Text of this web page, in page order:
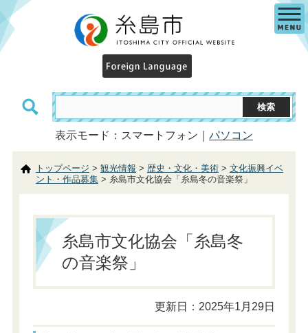
表示モード：スマートフォン｜ パソコン
トップページ > 観光情報 > 歴史・文化・美術> 文化振興イベ
ント・作品募集> 糸島市文化協会「糸島冬の音楽祭」
糸島市文化協会「糸島冬
の音楽祭」
更新日：2025年1月29日